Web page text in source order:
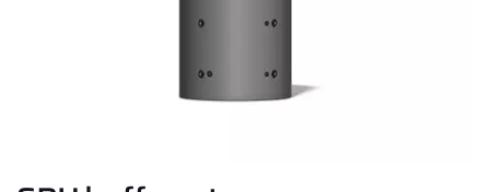
Contact met het team